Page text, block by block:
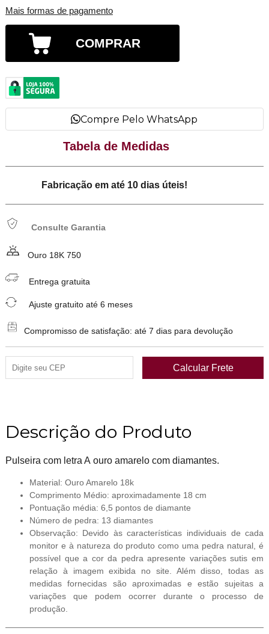
Mais formas de pagamento
COMPRAR
Compre Pelo WhatsApp
Tabela de Medidas
Fabricação em até 10 dias úteis!
Consulte Garantia
Ouro 18K 750
Entrega gratuita
Ajuste gratuito até 6 meses
Compromisso de satisfação: até 7 dias para devolução
Descrição do Produto
Pulseira com letra A ouro amarelo com diamantes.
Material: Ouro Amarelo 18k
Comprimento Médio: aproximadamente 18 cm
Pontuação média: 6,5 pontos de diamante
Número de pedra: 13 diamantes
Observação: Devido às características individuais de cada
monitor e à natureza do produto como uma pedra natural, é
possível que a cor da pedra apresente variações sutis em
relação à imagem exibida no site. Além disso, todas as
medidas fornecidas são aproximadas e estão sujeitas a
variações que podem ocorrer durante o processo de
produção.